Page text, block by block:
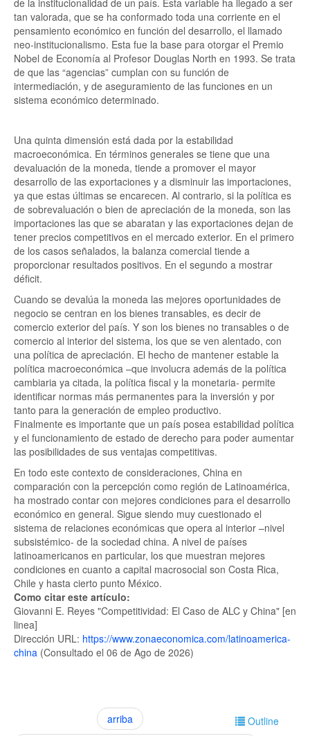
de la institucionalidad de un país. Esta variable ha llegado a ser
tan valorada, que se ha conformado toda una corriente en el
pensamiento económico en función del desarrollo, el llamado
neo-institucionalismo. Esta fue la base para otorgar el Premio
Nobel de Economía al Profesor Douglas North en 1993. Se trata
de que las “agencias” cumplan con su función de
intermediación, y de aseguramiento de las funciones en un
sistema económico determinado.
Una quinta dimensión está dada por la estabilidad
macroeconómica. En términos generales se tiene que una
devaluación de la moneda, tiende a promover el mayor
desarrollo de las exportaciones y a disminuir las importaciones,
ya que estas últimas se encarecen. Al contrario, si la política es
de sobrevaluación o bien de apreciación de la moneda, son las
importaciones las que se abaratan y las exportaciones dejan de
tener precios competitivos en el mercado exterior. En el primero
de los casos señalados, la balanza comercial tiende a
proporcionar resultados positivos. En el segundo a mostrar
déficit.
Cuando se devalúa la moneda las mejores oportunidades de
negocio se centran en los bienes transables, es decir de
comercio exterior del país. Y son los bienes no transables o de
comercio al interior del sistema, los que se ven alentado, con
una política de apreciación. El hecho de mantener estable la
política macroeconómica –que involucra además de la política
cambiaria ya citada, la política fiscal y la monetaria- permite
identificar normas más permanentes para la inversión y por
tanto para la generación de empleo productivo.
Finalmente es importante que un país posea estabilidad política
y el funcionamiento de estado de derecho para poder aumentar
las posibilidades de sus ventajas competitivas.
En todo este contexto de consideraciones, China en
comparación con la percepción como región de Latinoamérica,
ha mostrado contar con mejores condiciones para el desarrollo
económico en general. Sigue siendo muy cuestionado el
sistema de relaciones económicas que opera al interior –nivel
subsistémico- de la sociedad china. A nivel de países
latinoamericanos en particular, los que muestran mejores
condiciones en cuanto a capital macrosocial son Costa Rica,
Chile y hasta cierto punto México.
Como citar este artículo:
Giovanni E. Reyes "Competitividad: El Caso de ALC y China" [en
linea]
Dirección URL: https://www.zonaeconomica.com/latinoamerica-
china (Consultado el 06 de Ago de 2026)
Outline
arriba